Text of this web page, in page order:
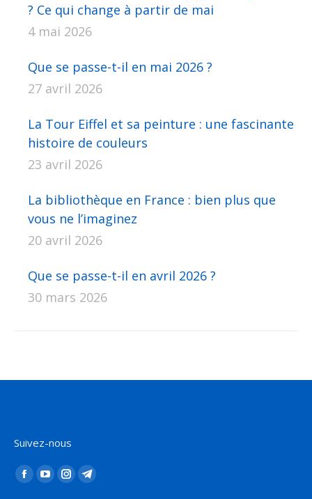
? Ce qui change à partir de mai
4 mai 2026
Que se passe-t-il en mai 2026 ?
27 avril 2026
La Tour Eiffel et sa peinture : une fascinante
histoire de couleurs
23 avril 2026
La bibliothèque en France : bien plus que
vous ne l’imaginez
20 avril 2026
Que se passe-t-il en avril 2026 ?
30 mars 2026
Suivez-nous
Trouvez nous sur :
La
La
La
La